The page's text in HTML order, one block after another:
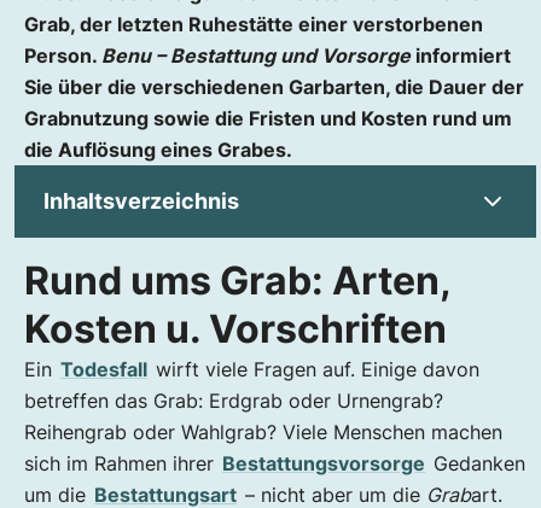
Grab, der letzten Ruhestätte einer verstorbenen
Person. Benu – Bestattung und Vorsorgeinformiert
Sie über die verschiedenen Garbarten, die Dauer der
Grabnutzung sowie die Fristen und Kosten rund um
die Auflösung eines Grabes.
Inhaltsverzeichnis
Rund ums Grab: Arten, Kosten u.
Grabarten in Österreich
Sarggräber
Urnengräber
Naturgräber und Urnengärten
Grabkosten in Österreich u. Wien
Rund ums Grab: Arten,
Kosten u. Vorschriften
Ein Todesfall wirft viele Fragen auf. Einige davon
betreffen das Grab: Erdgrab oder Urnengrab?
Reihengrab oder Wahlgrab? Viele Menschen machen
sich im Rahmen ihrer Bestattungsvorsorge Gedanken
um die Bestattungsart – nicht aber um die Grabart.